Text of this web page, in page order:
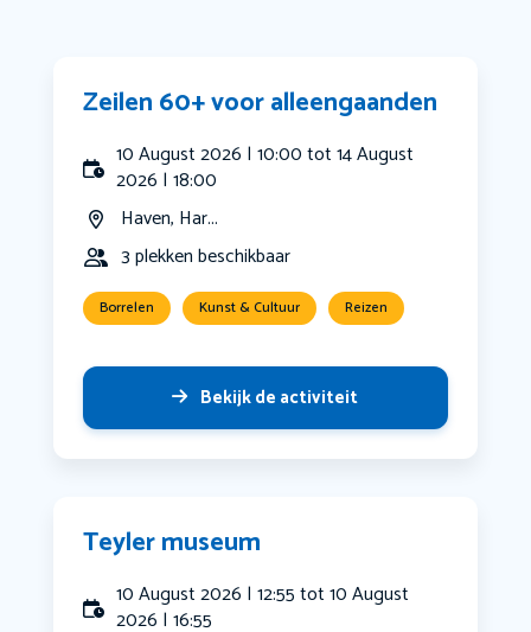
Zeilen 60+ voor alleengaanden
10 August 2026 | 10:00 tot 14 August
2026 | 18:00
Haven, Har...
3 plekken beschikbaar
Borrelen Kunst & Cultuur Reizen
Bekijk de activiteit
Teyler museum
10 August 2026 | 12:55 tot 10 August
2026 | 16:55